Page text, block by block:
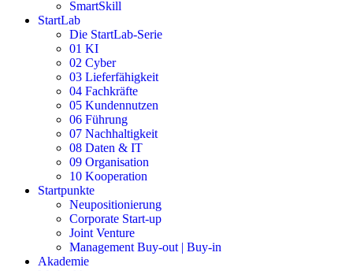
SmartSkill
StartLab
Die StartLab-Serie
01 KI
02 Cyber
03 Lieferfähigkeit
04 Fachkräfte
05 Kundennutzen
06 Führung
07 Nachhaltigkeit
08 Daten & IT
09 Organisation
10 Kooperation
Startpunkte
Neupositionierung
Corporate Start-up
Joint Venture
Management Buy-out | Buy-in
Akademie